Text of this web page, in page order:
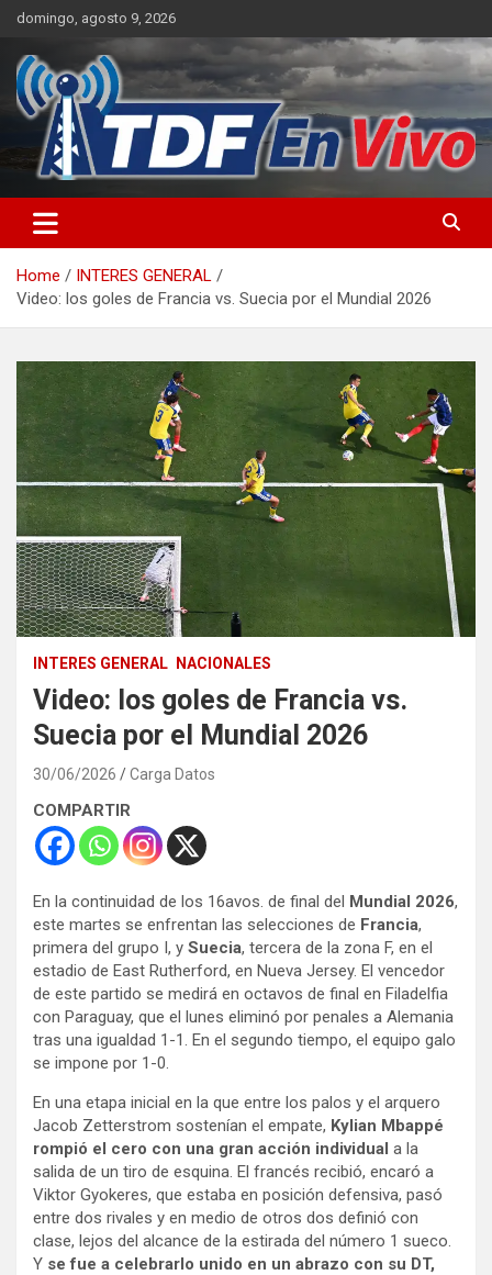
Skip
content
domingo, agosto 9, 2026
Home
INTERES GENERAL
Video: los goles de Francia vs. Suecia por el Mundial 2026
INTERES GENERAL NACIONALES
Video: los goles de Francia vs.
Suecia por el Mundial 2026
30/06/2026 Carga Datos
COMPARTIR
En la continuidad de los 16avos. de final del Mundial 2026,
este martes se enfrentan las selecciones de Francia,
primera del grupo I, y Suecia, tercera de la zona F, en el
estadio de East Rutherford, en Nueva Jersey. El vencedor
de este partido se medirá en octavos de final en Filadelfia
con Paraguay, que el lunes eliminó por penales a Alemania
tras una igualdad 1-1. En el segundo tiempo, el equipo galo
se impone por 1-0.
En una etapa inicial en la que entre los palos y el arquero
Jacob Zetterstrom sostenían el empate, Kylian Mbappé
rompió el cero con una gran acción individual a la
salida de un tiro de esquina. El francés recibió, encaró a
Viktor Gyokeres, que estaba en posición defensiva, pasó
entre dos rivales y en medio de otros dos definió con
clase, lejos del alcance de la estirada del número 1 sueco.
Y se fue a celebrarlo unido en un abrazo con su DT,